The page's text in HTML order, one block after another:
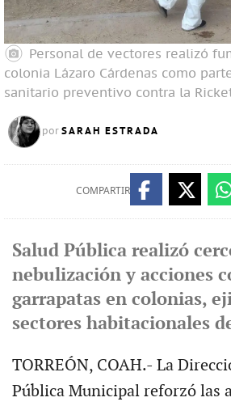
Personal de vectores realizó
colonia Lázaro Cárdenas como
sanitario preventivo contra la
por SARAH ESTRADA
COMPARTIR
Salud Pública realizó
nebulización y acciones
garrapatas en colonias,
sectores habitacionales
TORREÓN, COAH.- La
Pública Municipal reforzó las